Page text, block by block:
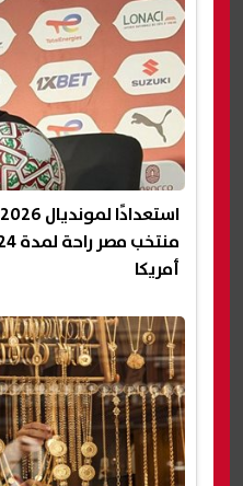
أمريكا